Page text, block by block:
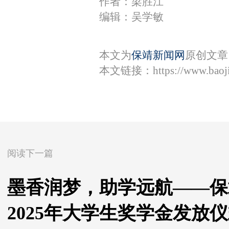
编辑：吴学敏
本文为保靖新闻网 原创文
本文链接： https://
阅读下一篇
墨香润梦，助学远航——保
2025年大学生奖学金发放